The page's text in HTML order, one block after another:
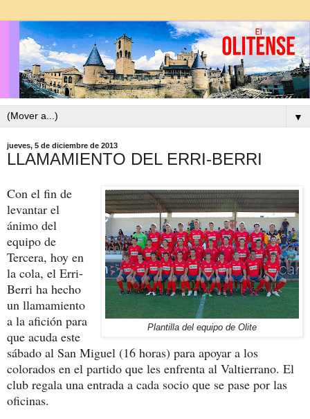
▼
jueves, 5 de diciembre de 2013
LLAMAMIENTO DEL ERRI-BERRI
Plantilla del equipo de Olite
Con el fin de
levantar el
ánimo del
equipo de
Tercera, hoy en
la cola, el Erri-
Berri ha hecho
un llamamiento
a la afición para
que acuda este
sábado al San Miguel (16 horas) para apoyar a los
colorados en el partido que les enfrenta al Valtierrano. El
club regala una entrada a cada socio que se pase por las
oficinas.